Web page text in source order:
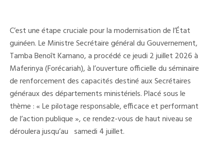
C’est une étape cruciale pour la modernisation de l’État
guinéen. Le Ministre Secrétaire général du Gouvernement,
Tamba Benoît Kamano, a procédé ce jeudi 2 juillet 2026 à
Maferinya (Forécariah), à l’ouverture officielle du séminaire
de renforcement des capacités destiné aux Secrétaires
généraux des départements ministériels. Placé sous le
thème : « Le pilotage responsable, efficace et performant
de l’action publique », ce rendez-vous de haut niveau se
déroulera jusqu’au samedi 4 juillet.